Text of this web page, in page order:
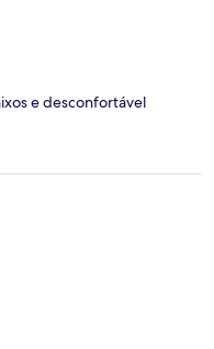
e desconfortável